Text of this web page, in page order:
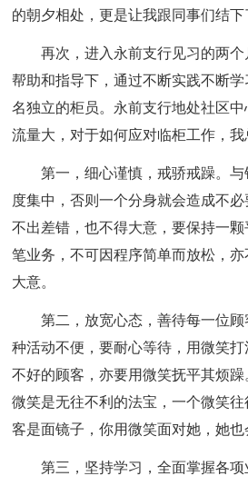
的朝夕相处，更是让我跟同事们结下
再次，进入永前支行见习的两
帮助和指导下，通过不断实践不断
名独立的柜员。永前支行地处社区
流量大，对于如何应对临柜工作，我
第一，细心谨慎，戒骄戒躁。
度集中，否则一个分身就会造成不
不出差错，也不得大意，要保持一
笔业务，不可因程序简单而放松，
大意。
第二，放宽心态，善待每一位
种活动不便，要耐心等待，用微笑
不好的顾客，亦要用微笑抚平其烦
微笑是无往不利的法宝，一个微笑
客是面镜子，你用微笑面对她，她也
第三，坚持学习，全面掌握各